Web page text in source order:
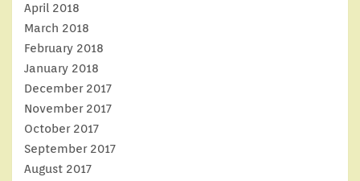
April 2018
March 2018
February 2018
January 2018
December 2017
November 2017
October 2017
September 2017
August 2017